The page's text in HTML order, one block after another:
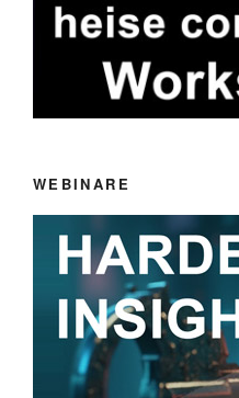
WEBINARE